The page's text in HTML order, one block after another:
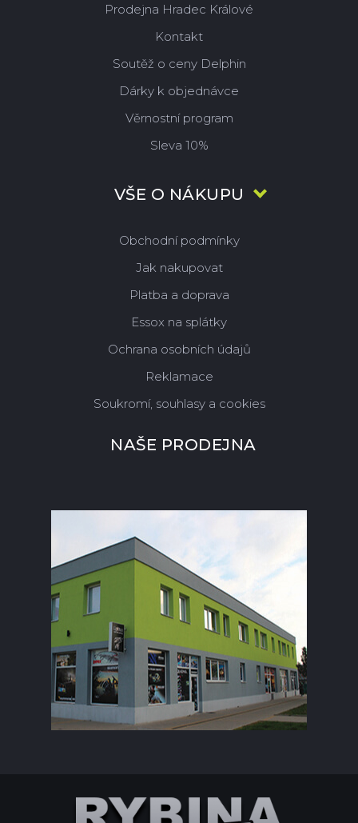
Prodejna Hradec Králové
Kontakt
Soutěž o ceny Delphin
Dárky k objednávce
Věrnostní program
Sleva 10%
VŠE O NÁKUPU
Obchodní podmínky
Jak nakupovat
Platba a doprava
Essox na splátky
Ochrana osobních údajů
Reklamace
Soukromí, souhlasy a cookies
NAŠE PRODEJNA